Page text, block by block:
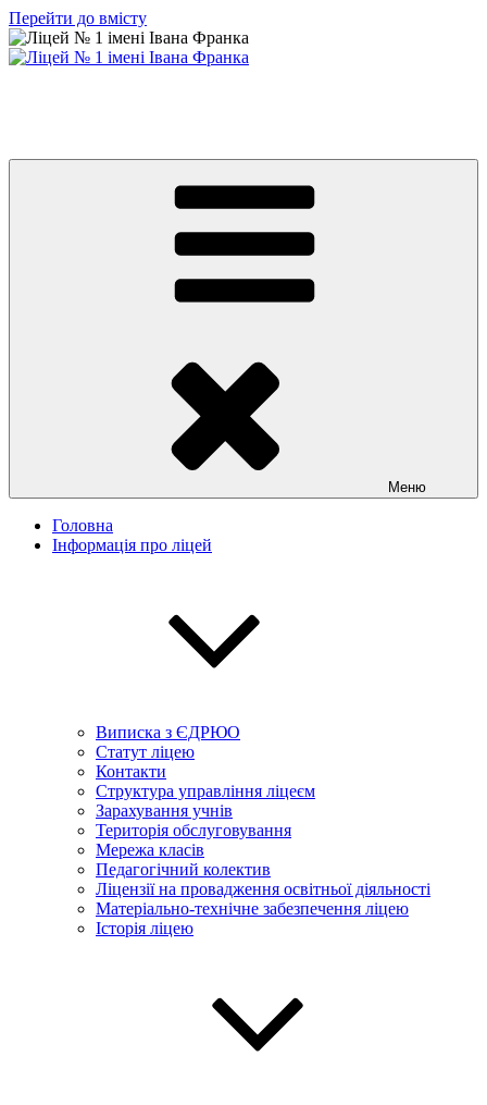
Перейти до вмісту
Меню
Головна
Інформація про ліцей
Виписка з ЄДРЮО
Статут ліцею
Контакти
Структура управління ліцеєм
Зарахування учнів
Територія обслуговування
Мережа класів
Педагогічний колектив
Ліцензії на провадження освітньої діяльності
Матеріально-технічне забезпечення ліцею
Історія ліцею